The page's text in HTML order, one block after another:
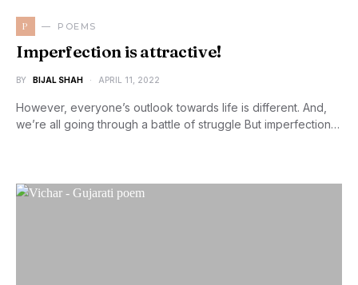
P POEMS
Imperfection is attractive!
BY BIJAL SHAH APRIL 11, 2022
However, everyone’s outlook towards life is different. And,
we’re all going through a battle of struggle But imperfection…